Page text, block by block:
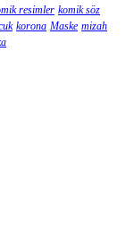
resimler komik söz
korona Maske mizah